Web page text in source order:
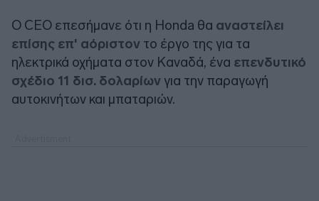
Ο CEO επεσήμανε ότι η Honda θα αναστείλει
επίσης επ' αόριστον το έργο της για τα
ηλεκτρικά οχήματα στον Καναδά, ένα επενδυτικό
σχέδιο 11 δισ. δολαρίων για την παραγωγή
αυτοκινήτων και μπαταριών.